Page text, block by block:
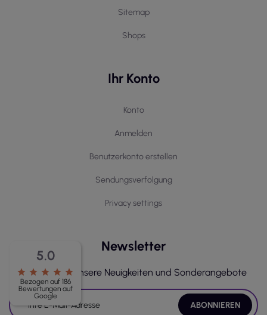
Sitemap
Shops
Ihr Konto
Konto
Anmelden
Benutzerkonto erstellen
Sendungsverfolgung
Privacy settings
Newsletter
Erhalten Sie unsere Neuigkeiten und Sonderangebote
5.0
star star star star star
Bezogen auf 186
Bewertungen auf
Google